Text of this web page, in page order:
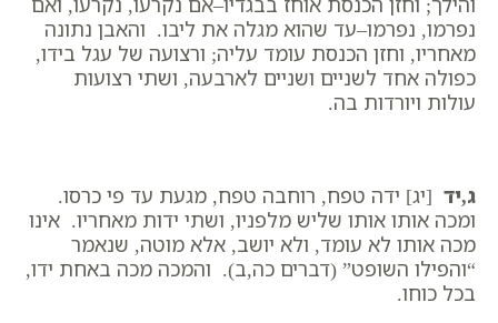
נפרמו, נפרמו–עד שהוא מגלה את ליבו. והאבן נתונה
מאחריו, וחזן הכנסת עומד עליה; ורצועה של עגל בידו,
כפולה אחד לשניים ושניים לארבעה, ושתי רצועות
עולות ויורדות בה.
ג,יד [יג] ידה טפח, רוחבה טפח, מגעת עד פי כרסו.
ומכה אותו אותו שליש מלפניו, ושתי ידות מאחריו. אינו
מכה אותו לא עומד, ולא יושב, אלא מוטה, שנאמר
“והפילו השופט” (דברים כה,ב). והמכה מכה באחת ידו,
בכל כוחו.